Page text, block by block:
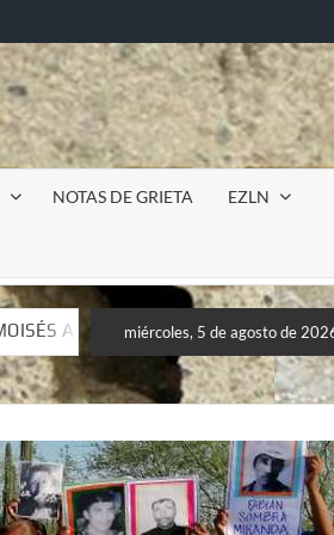
NOTAS DE GRIETA EZLN
Incursión militar en la UAEM
Incursión militar en la UAEM
miércoles, 5 de agosto de